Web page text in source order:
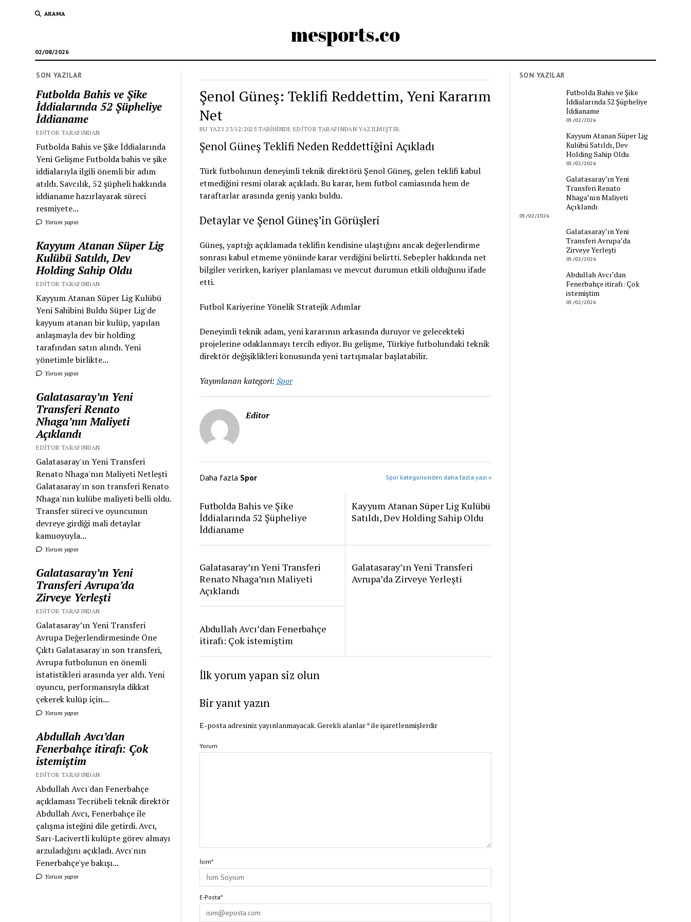
ARAMA
mesports.co
02/08/2026
SON YAZILAR
Futbolda Bahis ve Şike
İddialarında 52 Şüpheliye
İddianame
EDITOR TARAFINDAN
Futbolda Bahis ve Şike İddialarında
Yeni Gelişme Futbolda bahis ve şike
iddialarıyla ilgili önemli bir adım
atıldı. Savcılık, 52 şüpheli hakkında
iddianame hazırlayarak süreci
resmiyete...
Yorum yapın
Kayyum Atanan Süper Lig
Kulübü Satıldı, Dev
Holding Sahip Oldu
EDITOR TARAFINDAN
Kayyum Atanan Süper Lig Kulübü
Yeni Sahibini Buldu Süper Lig'de
kayyum atanan bir kulüp, yapılan
anlaşmayla dev bir holding
tarafından satın alındı. Yeni
yönetimle birlikte...
Yorum yapın
Galatasaray’ın Yeni
Transferi Renato
Nhaga’nın Maliyeti
Açıklandı
EDITOR TARAFINDAN
Galatasaray'ın Yeni Transferi
Renato Nhaga'nın Maliyeti Netleşti
Galatasaray'ın son transferi Renato
Nhaga'nın kulübe maliyeti belli oldu.
Transfer süreci ve oyuncunun
devreye girdiği mali detaylar
kamuoyuyla...
Yorum yapın
Galatasaray’ın Yeni
Transferi Avrupa’da
Zirveye Yerleşti
EDITOR TARAFINDAN
Galatasaray’ın Yeni Transferi
Avrupa Değerlendirmesinde Öne
Çıktı Galatasaray'ın son transferi,
Avrupa futbolunun en önemli
istatistikleri arasında yer aldı. Yeni
oyuncu, performansıyla dikkat
çekerek kulüp için...
Yorum yapın
Abdullah Avcı’dan
Fenerbahçe itirafı: Çok
istemiştim
EDITOR TARAFINDAN
Abdullah Avcı'dan Fenerbahçe
açıklaması Tecrübeli teknik direktör
Abdullah Avcı, Fenerbahçe ile
çalışma isteğini dile getirdi. Avcı,
Sarı-Lacivertli kulüpte görev almayı
arzuladığını açıkladı. Avcı'nın
Fenerbahçe'ye bakışı...
Yorum yapın
Şenol Güneş: Teklifi Reddettim, Yeni Kararım
Net
BU YAZI 23/12/2025 TARIHINDE EDITOR TARAFINDAN YAZILMIŞTIR.
Şenol Güneş Teklifi Neden Reddettiğini Açıkladı
Türk futbolunun deneyimli teknik direktörü Şenol Güneş, gelen teklifi kabul
etmediğini resmi olarak açıkladı. Bu karar, hem futbol camiasında hem de
taraftarlar arasında geniş yankı buldu.
Detaylar ve Şenol Güneş’in Görüşleri
Güneş, yaptığı açıklamada teklifin kendisine ulaştığını ancak değerlendirme
sonrası kabul etmeme yönünde karar verdiğini belirtti. Sebepler hakkında net
bilgiler verirken, kariyer planlaması ve mevcut durumun etkili olduğunu ifade
etti.
Futbol Kariyerine Yönelik Stratejik Adımlar
Deneyimli teknik adam, yeni kararının arkasında duruyor ve gelecekteki
projelerine odaklanmayı tercih ediyor. Bu gelişme, Türkiye futbolundaki teknik
direktör değişiklikleri konusunda yeni tartışmalar başlatabilir.
Yayımlanan kategori: Spor
Editor
Daha fazla Spor Spor kategorisinden daha fazla yazı »
Futbolda Bahis ve Şike
İddialarında 52 Şüpheliye
İddianame
Kayyum Atanan Süper Lig Kulübü
Satıldı, Dev Holding Sahip Oldu
Galatasaray’ın Yeni Transferi
Renato Nhaga’nın Maliyeti
Açıklandı
Galatasaray’ın Yeni Transferi
Avrupa’da Zirveye Yerleşti
Abdullah Avcı’dan Fenerbahçe
itirafı: Çok istemiştim
İlk yorum yapan siz olun
Bir yanıt yazın
E-posta adresiniz yayınlanmayacak.Gerekli alanlar*ile işaretlenmişlerdir
Yorum
İsim*
E-Posta*
SON YAZILAR
Futbolda Bahis ve Şike
İddialarında 52 Şüpheliye
İddianame
05/02/2026
Kayyum Atanan Süper Lig
Kulübü Satıldı, Dev
Holding Sahip Oldu
05/02/2026
Galatasaray’ın Yeni
Transferi Renato
Nhaga’nın Maliyeti
Açıklandı
05/02/2026
Galatasaray’ın Yeni
Transferi Avrupa’da
Zirveye Yerleşti
05/02/2026
Abdullah Avcı’dan
Fenerbahçe itirafı: Çok
istemiştim
05/02/2026